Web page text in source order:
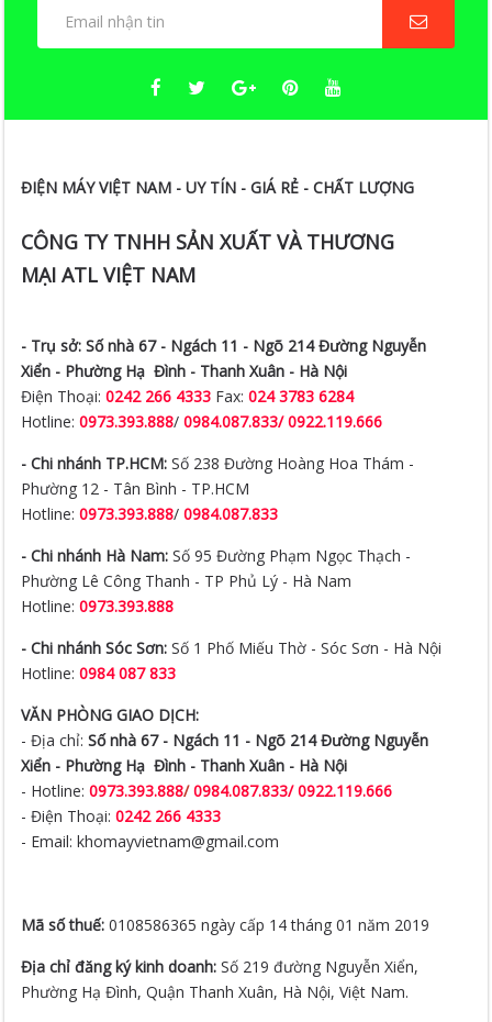
ĐIỆN MÁY VIỆT NAM - UY TÍN - GIÁ RẺ - CHẤT LƯỢNG
CÔNG TY TNHH SẢN XUẤT VÀ THƯƠNG
MẠI ATL VIỆT NAM
- Trụ sở: Số nhà 67 - Ngách 11 - Ngõ 214 Đường Nguyễn
Xiển - Phường Hạ Đình - Thanh Xuân - Hà Nội
Điện Thoại:0242 266 4333 Fax:024 3783 6284
Hotline:0973.393.888/0984.087.833/ 0922.119.666
- Chi nhánh TP.HCM: Số 238 Đường Hoàng Hoa Thám -
Phường 12 - Tân Bình - TP.HCM
Hotline:0973.393.888/0984.087.833
- Chi nhánh Hà Nam: Số 95 Đường Phạm Ngọc Thạch -
Phường Lê Công Thanh - TP Phủ Lý - Hà Nam
Hotline:0973.393.888
- Chi nhánh Sóc Sơn: Số 1 Phố Miếu Thờ - Sóc Sơn - Hà Nội
Hotline:0984 087 833
VĂN PHÒNG GIAO DỊCH:
- Địa chỉ:Số nhà 67 - Ngách 11 - Ngõ 214 Đường Nguyễn
Xiển - Phường Hạ Đình - Thanh Xuân - Hà Nội
- Hotline:0973.393.888/ 0984.087.833/ 0922.119.666
- Điện Thoại:0242 266 4333
- Email: khomayvietnam@gmail.com
Mã số thuế:0108586365 ngày cấp 14 tháng 01 năm 2019
Địa chỉ đăng ký kinh doanh:Số 219 đường Nguyễn Xiển,
Phường Hạ Đình, Quận Thanh Xuân, Hà Nội, Việt Nam.